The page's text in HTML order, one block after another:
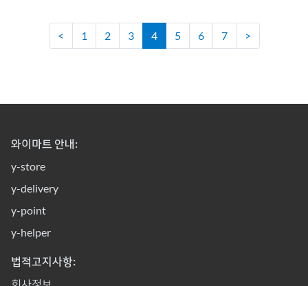
< 1 2 3 4 5 6 7 >
와이마트 안내:
y-store
y-delivery
y-point
y-helper
법적고지사항: